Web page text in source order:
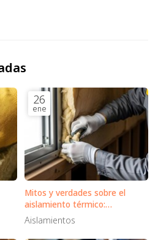
26
ene
Mitos y verdades sobre el
aislamiento térmico:
¿realmente se ahorra en la
factura?
Aislamientos